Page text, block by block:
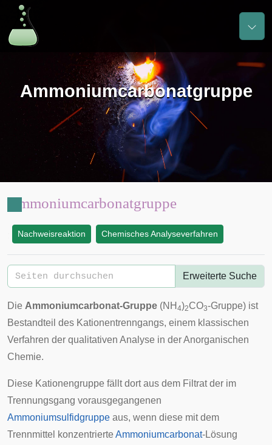
Ammoniumcarbonatgruppe
Ammoniumcarbonatgruppe
Nachweisreaktion Chemisches Analyseverfahren
Erweiterte Suche
Die Ammoniumcarbonat-Gruppe (NH 4)2CO3-Gruppe) ist
Bestandteil des Kationentrenngangs, einem klassischen
Verfahren der qualitativen Analyse in der Anorganischen
Chemie.
Diese Kationengruppe fällt dort aus dem Filtrat der im
Trennungsgang vorausgegangenen
Ammoniumsulfidgruppe aus, wenn diese mit dem
Trennmittel konzentrierte Ammoniumcarbonat-Lösung